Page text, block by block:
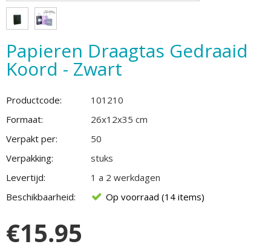
Papieren Draagtas Gedraaid
Koord - Zwart
Productcode:
101210
Formaat:
26x12x35 cm
Verpakt per:
50
Verpakking:
stuks
Levertijd:
1 a 2 werkdagen
Beschikbaarheid:
Op voorraad (14 items)
€15.95